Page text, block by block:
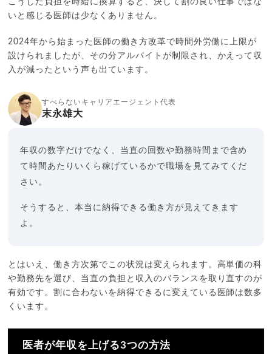
こうした負担を時給に換算すると、決して割の良い仕事ではな
いと感じる医師は少なくありません。
2024年から始まった医師の働き方改革で時間外労働に上限が
設けられましたが、その分アルバイトが制限され、かえって収
入が減ったという声も出ています。
すべらないキャリアエージェント代表
末永雄大
年収の数字だけでなく、当直の回数や勤務時間まで含め
て時間あたりいくら稼げているかで職場を見てみてくだ
さい。
そうすると、本当に納得できる働き方が見えてきます
よ。
とはいえ、働き方次第でこの状況は変えられます。高単価の科
や勤務先を選び、当直の負担と収入のバランスを取り直すのが
有効です。割に合わないを納得できるに変えている医師は数多
くいます。
医者が年収を上げる3つの方法